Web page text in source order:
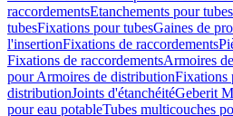
raccordementsEtanchements pour
tubesFixations pour tubesGaines de
l'insertionFixations de raccordements
Fixations de raccordementsArmoires
pour Armoires de distributionFixations
distributionJoints d'étanchéitéGeberit
pour eau potableTubes multicouches